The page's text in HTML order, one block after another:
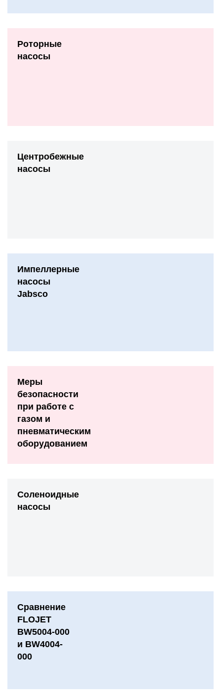
Роторные
насосы
Центробежные
насосы
Импеллерные
насосы
Jabsco
Меры
безопасности
при работе с
газом и
пневматическим
оборудованием
Соленоидные
насосы
Сравнение
FLOJET
BW5004-000
и BW4004-
000